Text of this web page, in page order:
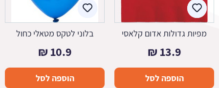
מפיות גדולות אדום קלאסי
13.9
₪
הוספה לסל
בלוני לטקס מטאלי כחול
10.9
₪
הוספה לסל